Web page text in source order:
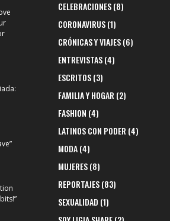
:
”
”
CELEBRACIONES(8)
CORONAVIRUS(1)
CRÓNICAS Y VIAJES(6)
ENTREVISTAS(4)
ESCRITOS(3)
FAMILIA Y HOGAR (2)
FASHION (4)
LATINOS CON PODER (4)
MODA(4)
MUJERES(8)
REPORTAJES(83)
SEXUALIDAD (1)